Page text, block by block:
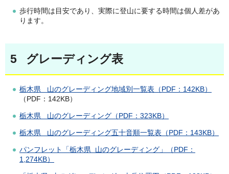
歩行時間は目安であり、実際に登山に要する時間は個人差があ
ります。
5 グレーディング表
栃木県 山のグレーディング地域別一覧表 （PDF：142KB）
（PDF：142KB）
栃木県 山のグレーディング（PDF：323KB）
栃木県 山のグレーディング五十音順一覧表（PDF：143KB）
パンフレット「栃木県 山のグレーディング」（PDF：
1,274KB）